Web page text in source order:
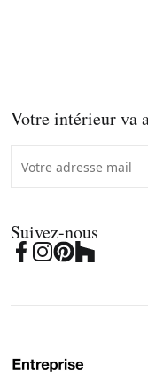
Votre intérieur va
Suivez-nous